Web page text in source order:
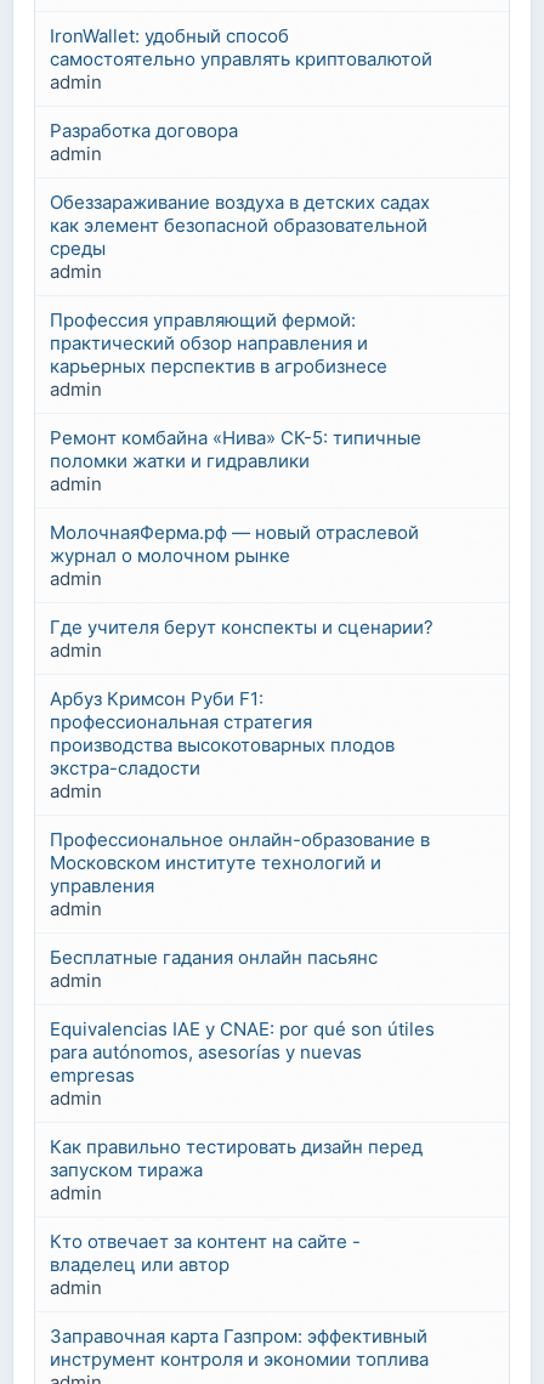
IronWallet: удобный способ
самостоятельно управлять криптовалютой
admin
Разработка договора
admin
Обеззараживание воздуха в детских садах
как элемент безопасной образовательной
среды
admin
Профессия управляющий фермой:
практический обзор направления и
карьерных перспектив в агробизнесе
admin
Ремонт комбайна «Нива» СК-5: типичные
поломки жатки и гидравлики
admin
МолочнаяФерма.рф — новый отраслевой
журнал о молочном рынке
admin
Где учителя берут конспекты и сценарии?
admin
Арбуз Кримсон Руби F1:
профессиональная стратегия
производства высокотоварных плодов
экстра-сладости
admin
Профессиональное онлайн-образование в
Московском институте технологий и
управления
admin
Бесплатные гадания онлайн пасьянс
admin
Equivalencias IAE y CNAE: por qué son útiles
para autónomos, asesorías y nuevas
empresas
admin
Как правильно тестировать дизайн перед
запуском тиража
admin
Кто отвечает за контент на сайте -
владелец или автор
admin
Заправочная карта Газпром: эффективный
инструмент контроля и экономии топлива